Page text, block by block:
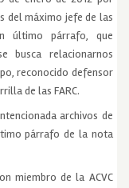
del máximo jefe de las
último párrafo, que
busca relacionarnos
reconocido defensor
de las FARC.
archivos de
párrafo de la nota
miembro de la ACVC